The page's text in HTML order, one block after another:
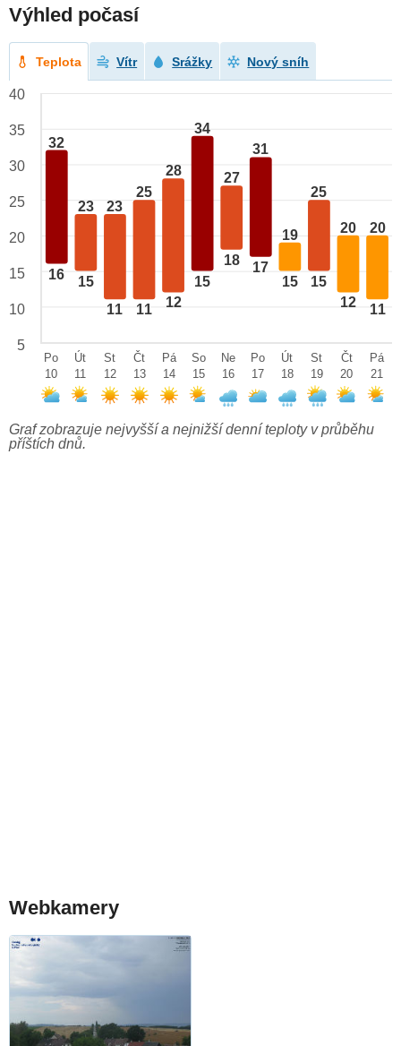
Výhled počasí
Teplota Vítr Srážky Nový sníh
32
16
23
15
23
11
25
11
28
12
34
15
27
18
31
17
19
15
25
15
20
12
20
11
40
35
30
25
20
15
10
5
Po
10
Út
11
St
12
Čt
13
Pá
14
So
15
Ne
16
Po
17
Út
18
St
19
Čt
20
Pá
21
Graf zobrazuje nejvyšší a nejnižší denní teploty v průběhu
příštích dnů.
Webkamery